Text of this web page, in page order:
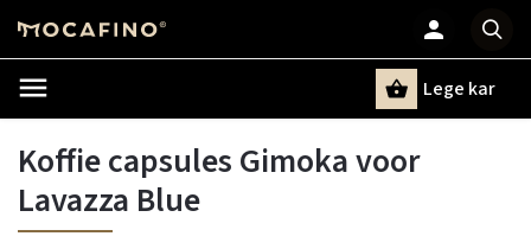
Lege kar
Koffie capsules Gimoka voor
Lavazza Blue